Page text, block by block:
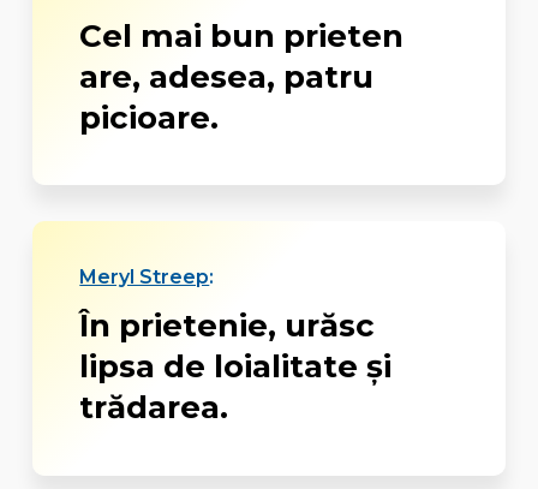
Cel mai bun prieten
are, adesea, patru
picioare.
Meryl Streep:
În prietenie, urăsc
lipsa de loialitate şi
trădarea.